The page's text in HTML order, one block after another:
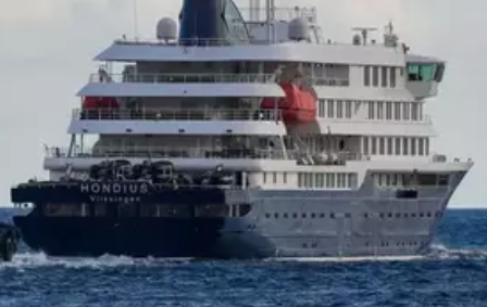
НИЙСЛЭЛД ШАХМАЛ ТҮЛШ
БОРЛУУЛАХ 435 ЦЭГ
АЖИЛЛАНА
П.ЦАГААН: ҮҮСМЭЛ
АМНАТ АВАХ БОЛ
ШИГЭЭ ТУСГАЙ
ЗӨВШӨӨРӨЛТЭЙ
ХЭРЭГТЭЙ